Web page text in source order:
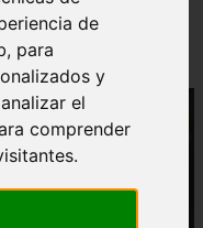
de
para
y
el
comprender